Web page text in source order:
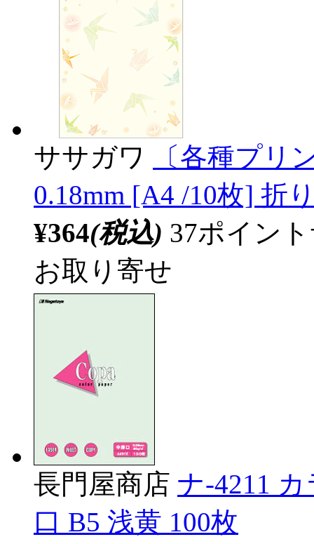
ササガワ
〔各種プリ
0.18mm [A4 /10枚] 折
¥364(税込) 37ポイン
お取り寄せ
長門屋商店 ナ-4211
口 B5 浅黄 100枚